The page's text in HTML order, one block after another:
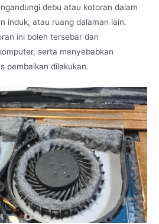
debu atau kotoran dalam
induk, atau ruang dalaman lain.
ini boleh tersebar dan
serta menyebabkan
pembaikan dilakukan.